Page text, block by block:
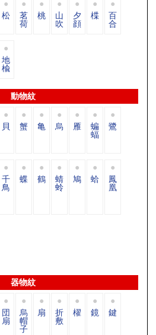
松 茗
荷
桃 山
吹
夕
顔
楪 百
合
地
楡
動物紋
貝 蟹 亀 烏 雁 蝙
蝠
鷺
千
鳥
蝶 鶴 蜻
蛉
鳩 蛤 鳳
凰
器物紋
団
扇
烏
帽
子
扇 折
敷
櫂 鏡 鍵